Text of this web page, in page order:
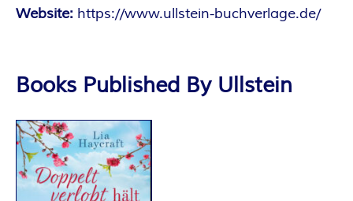
N
Z
I
R
K
Website: https://www.ullstein-buchverlage.de/
Books Published By Ullstein